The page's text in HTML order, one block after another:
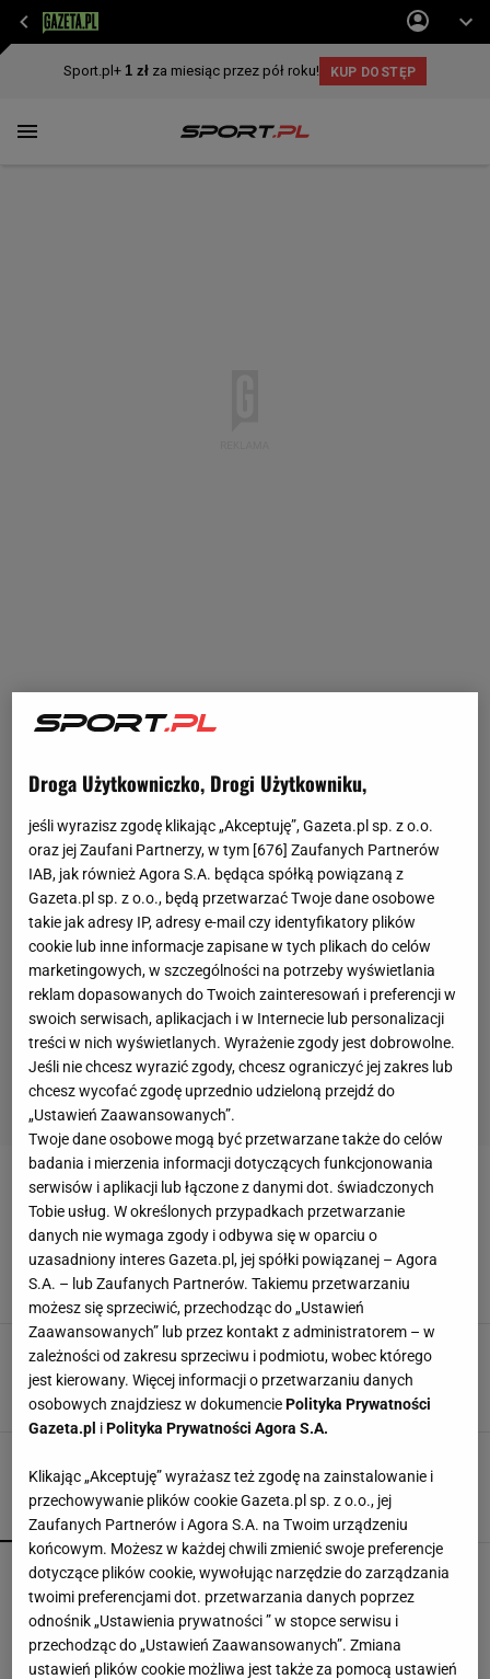
PLAYSTATION PLUS
Gratka dla fanów PlayStation. Harry Potter trafi
do oferty
Daniel Hudoń,26 PAŹDZIERNIKA 2022, 17:06
Co znajdziemy w grudniu w PlayStation Plus?
Ciekawa oferta
mmt,25 LISTOPADA 2021, 13:44
POPULARNE NAJNOWSZE
Anastazja Kuś została mistrzynią świata.
"Kariera przez pośladki"? Mamy komentarz
SUBSKRYPCJA
Katarzyna Niewiadoma drugą kolarką Tour de
Droga Użytkowniczko, Drogi Użytkowniku,
jeśli wyrazisz zgodę klikając „Akceptuję”, Gazeta.pl sp. z o.o.
oraz jej Zaufani Partnerzy, w tym [676] Zaufanych Partnerów
IAB, jak również Agora S.A. będąca spółką powiązaną z
Gazeta.pl sp. z o.o., będą przetwarzać Twoje dane osobowe
takie jak adresy IP, adresy e-mail czy identyfikatory plików
cookie lub inne informacje zapisane w tych plikach do celów
marketingowych, w szczególności na potrzeby wyświetlania
reklam dopasowanych do Twoich zainteresowań i preferencji w
swoich serwisach, aplikacjach i w Internecie lub personalizacji
treści w nich wyświetlanych. Wyrażenie zgody jest dobrowolne.
Jeśli nie chcesz wyrazić zgody, chcesz ograniczyć jej zakres lub
chcesz wycofać zgodę uprzednio udzieloną przejdź do
„Ustawień Zaawansowanych”.
Twoje dane osobowe mogą być przetwarzane także do celów
badania i mierzenia informacji dotyczących funkcjonowania
serwisów i aplikacji lub łączone z danymi dot. świadczonych
Tobie usług. W określonych przypadkach przetwarzanie
danych nie wymaga zgody i odbywa się w oparciu o
uzasadniony interes Gazeta.pl, jej spółki powiązanej – Agora
S.A. – lub Zaufanych Partnerów. Takiemu przetwarzaniu
możesz się sprzeciwić, przechodząc do „Ustawień
Zaawansowanych” lub przez kontakt z administratorem – w
zależności od zakresu sprzeciwu i podmiotu, wobec którego
jest kierowany. Więcej informacji o przetwarzaniu danych
osobowych znajdziesz w dokumenciePolityka Prywatności
Gazeta.pl iPolityka Prywatności Agora S.A.
Klikając „Akceptuję” wyrażasz też zgodę na zainstalowanie i
przechowywanie plików cookie Gazeta.pl sp. z o.o., jej
Zaufanych Partnerów i Agora S.A. na Twoim urządzeniu
końcowym. Możesz w każdej chwili zmienić swoje preferencje
dotyczące plików cookie, wywołując narzędzie do zarządzania
twoimi preferencjami dot. przetwarzania danych poprzez
odnośnik „Ustawienia prywatności ” w stopce serwisu i
przechodząc do „Ustawień Zaawansowanych”. Zmiana
ustawień plików cookie możliwa jest także za pomocą ustawień